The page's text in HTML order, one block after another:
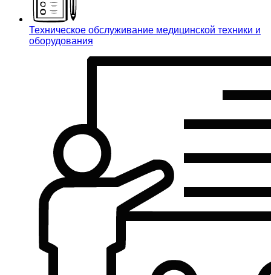
Техническое обслуживание медицинской техники и
оборудования